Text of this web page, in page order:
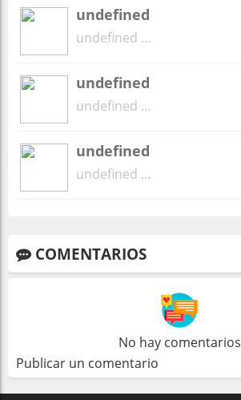
undefined
undefined ...
undefined
undefined ...
undefined
undefined ...
COMENTARIOS
No hay comentarios
Publicar un comentario